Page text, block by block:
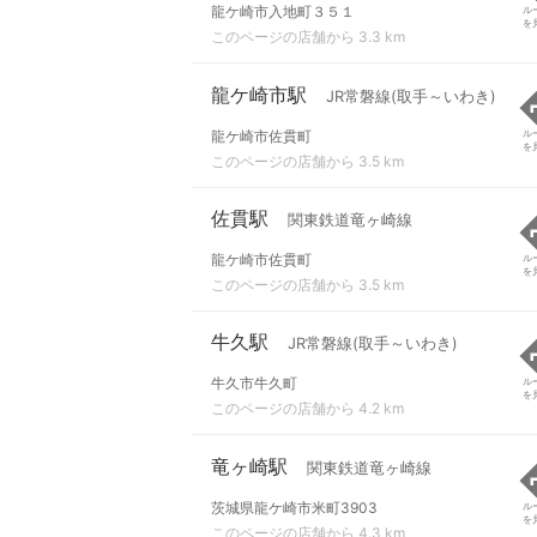
龍ケ崎市入地町３５１
このページの店舗から 3.3 km
ル
を
龍ケ崎市駅 JR常磐線(取手～いわき)
龍ケ崎市佐貫町
このページの店舗から 3.5 km
ル
を
佐貫駅 関東鉄道竜ヶ崎線
龍ケ崎市佐貫町
このページの店舗から 3.5 km
ル
を
牛久駅 JR常磐線(取手～いわき)
牛久市牛久町
このページの店舗から 4.2 km
ル
を
竜ヶ崎駅 関東鉄道竜ヶ崎線
茨城県龍ケ崎市米町3903
このページの店舗から 4.3 km
ル
を